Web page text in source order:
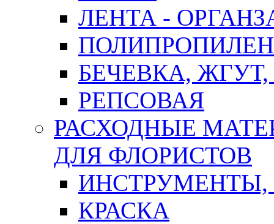
ЛЕНТА -
БЕЧЕВКА,
РЕПСОВАЯ
РАСХОДНЫЕ
ДЛЯ ФЛОРИСТОВ
ИНСТРУМЕНТЫ,
КРАСКА